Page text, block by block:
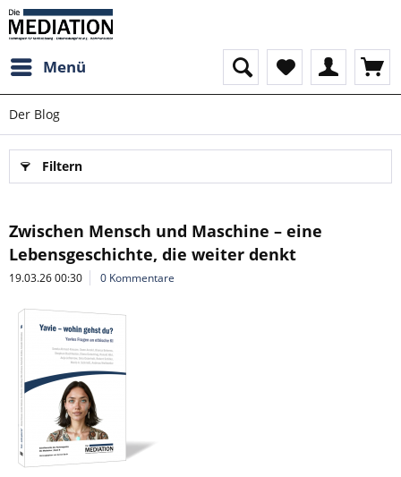
Menü
Der Blog
Filtern
Zwischen Mensch und Maschine – eine
Lebensgeschichte, die weiter denkt
19.03.26 00:30 0 Kommentare